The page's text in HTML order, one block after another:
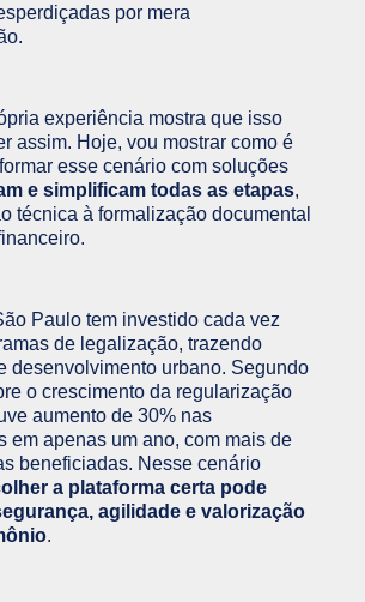
por mera
experiência mostra que isso
assim. Hoje, vou mostrar como é
esse cenário com soluções
e simplificam todas as etapas,
técnica à formalização documental
Paulo tem investido cada vez
de legalização, trazendo
desenvolvimento urbano. Segundo
o crescimento da regularização
aumento de 30% nas
em apenas um ano, com mais de
beneficiadas. Nesse cenário
a plataforma certa pode
agilidade e valorização
.